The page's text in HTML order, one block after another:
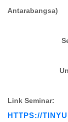
Antarabangsa)
Sekolah
Universiti
Link Seminar:
HTTPS://